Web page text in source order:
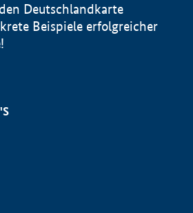
Deutschlandkarte
Beispiele erfolgreicher